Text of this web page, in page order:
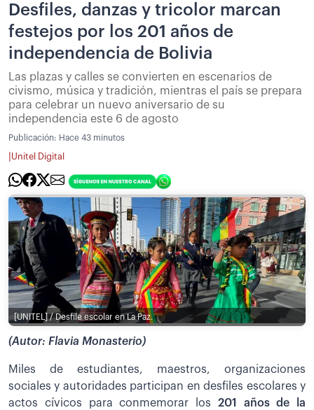
Desfiles, danzas y tricolor marcan
festejos por los 201 años de
independencia de Bolivia
Las plazas y calles se convierten en escenarios de
civismo, música y tradición, mientras el país se prepara
para celebrar un nuevo aniversario de su
independencia este 6 de agosto
Publicación: Hace 43 minutos
Unitel Digital
[UNITEL] / Desfile escolar en La Paz.
(Autor: Flavia Monasterio)
Miles de estudiantes, maestros, organizaciones
sociales y autoridades participan en desfiles escolares y
actos cívicos para conmemorar los 201 años de la